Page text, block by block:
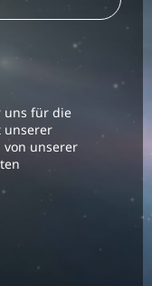
uns für die
unserer
von unserer